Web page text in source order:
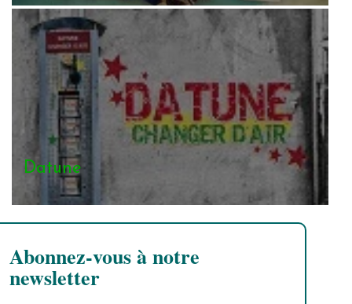
Datune
Abonnez-vous à notre
newsletter